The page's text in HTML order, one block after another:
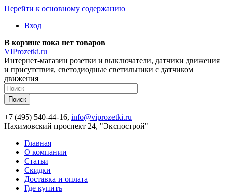
Перейти к основному содержанию
Вход
В корзине пока нет товаров
VIProzetki.ru
Интернет-магазин розетки и выключатели, датчики движения
и присутствия, светодиодные светильники с датчиком
движения
+7 (495) 540-44-16, info@viprozetki.ru
Нахимовский проспект 24, "Экспострой"
Главная
О компании
Статьи
Скидки
Доставка и оплата
Где купить